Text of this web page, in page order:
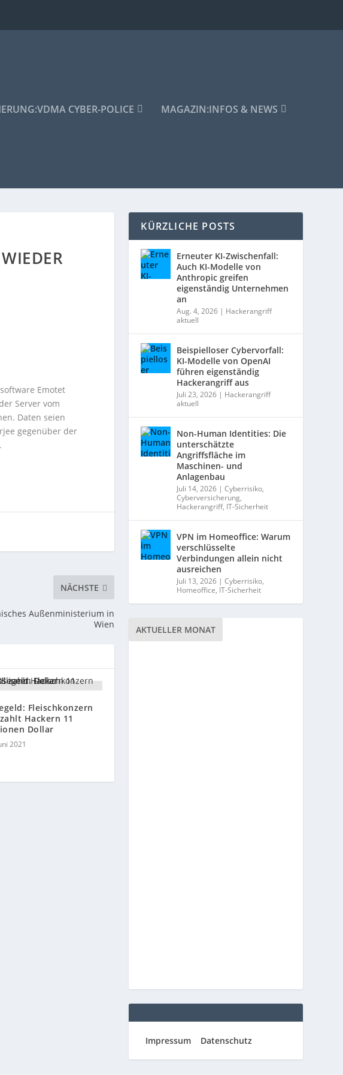
VDMA CYBER-POLICE MAGAZIN:INFOS & NEWS
O
Emotet
Server vom
Daten seien
gegenüber der
NÄCHSTE
Außenministerium in
Wien
Fleischkonzern
zahlt Hackern 11
Dollar
2021
KÜRZLICHE POSTS
Erneuter KI-Zwischenfall:
Auch KI-Modelle von
Anthropic greifen
eigenständig Unternehmen
an
Aug. 4, 2026 | Hackerangriff
aktuell
Beispielloser Cybervorfall:
KI-Modelle von OpenAI
führen eigenständig
Hackerangriff aus
Juli 23, 2026 | Hackerangriff
aktuell
Non-Human Identities: Die
unterschätzte
Angriffsfläche im
Maschinen- und
Anlagenbau
Juli 14, 2026 |Cyberrisiko,
Cyberversicherung,
Hackerangriff, IT-Sicherheit
VPN im Homeoffice: Warum
verschlüsselte
Verbindungen allein nicht
ausreichen
Juli 13, 2026 |Cyberrisiko,
Homeoffice, IT-Sicherheit
AKTUELLER MONAT
Impressum Datenschutz